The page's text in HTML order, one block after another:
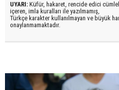
UYARI: Küfür, hakaret, rencide edici
içeren, imla kuralları ile yazılmamış,
Türkçe karakter kullanılmayan ve büyük
onaylanmamaktadır.